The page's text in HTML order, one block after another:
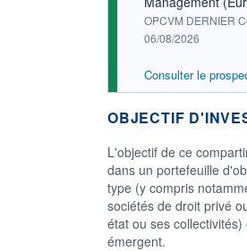
OPCVM DERNIER
06/08/2026
Consulter le
OBJECTIF
L'objectif de ce
dans un portefeuille
type (y compris
sociétés de droit privé
état ou ses
émergent.